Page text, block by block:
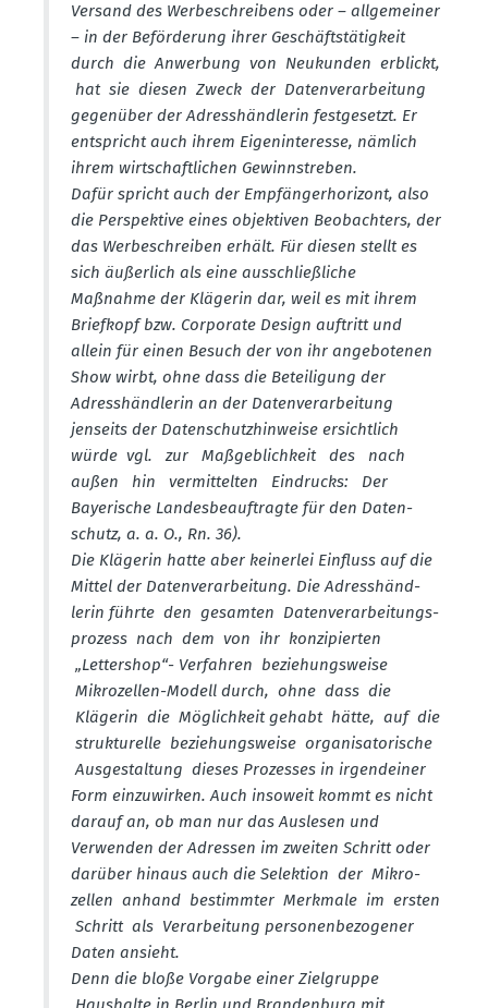
Versand des Werbe­schreibens oder – allge­meiner
– in der Beför­derung ihrer Geschäfts­tä­tigkeit
durch die Anwerbung von Neukunden erblickt,
hat sie diesen Zweck der Daten­ver­ar­beitung
gegenüber der Adress­händ­lerin festge­setzt. Er
entspricht auch ihrem Eigen­in­teresse, nämlich
ihrem wirtschaft­lichen Gewinn­streben.
Dafür spricht auch der Empfän­ger­ho­rizont, also
die Perspektive eines objek­tiven Beobachters, der
das Werbe­schreiben erhält. Für diesen stellt es
sich äußerlich als eine ausschlie­ß­liche
Maßnahme der Klägerin dar, weil es mit ihrem
Briefkopf bzw. Corporate Design auftritt und
allein für einen Besuch der von ihr angebo­tenen
Show wirbt, ohne dass die Betei­ligung der
Adress­händ­lerin an der Daten­ver­ar­beitung
jenseits der Daten­schutz­hin­weise ersichtlich
würde vgl. zur Maßgeb­lichkeit des nach
außen hin vermit­telten Eindrucks: Der
Bayerische Landes­be­auf­tragte für den Daten­
schutz, a. a. O., Rn. 36).
Die Klägerin hatte aber keinerlei Einfluss auf die
Mittel der Daten­ver­ar­beitung. Die Adress­händ­
lerin führte den gesamten Daten­ver­ar­bei­tungs­
prozess nach dem von ihr konzi­pierten
„Lettershop“- Verfahren bezie­hungs­weise
Mikro­zellen-Modell durch, ohne dass die
Klägerin die Möglichkeit gehabt hätte, auf die
struk­tu­relle bezie­hungs­weise organi­sa­to­rische
Ausge­staltung dieses Prozesses in irgend­einer
Form einzu­wirken. Auch insoweit kommt es nicht
darauf an, ob man nur das Auslesen und
Verwenden der Adressen im zweiten Schritt oder
darüber hinaus auch die Selektion der Mikro­
zellen anhand bestimmter Merkmale im ersten
Schritt als Verar­beitung perso­nen­be­zo­gener
Daten ansieht.
Denn die bloße Vorgabe einer Zielgruppe